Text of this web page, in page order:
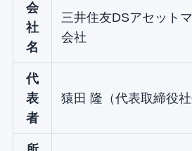
会
社
名
三井住友DSアセット
会社
代
表
者
猿田 隆（代表取締役社